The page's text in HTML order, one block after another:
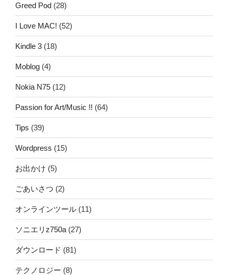
Greed Pod (28)
I Love MAC! (52)
Kindle 3 (18)
Moblog (4)
Nokia N75 (12)
Passion for Art/Music !! (64)
Tips (39)
Wordpress (15)
お出かけ (5)
ごあいさつ (2)
オンラインツール (11)
ソニエリz750a (27)
ダウンロード (81)
テクノロジー (8)